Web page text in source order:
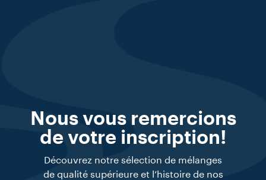
Nous vous remercions
de votre inscription!
Découvrez notre sélection de mélanges
de qualité supérieure et l’histoire de nos